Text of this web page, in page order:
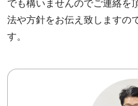
でも構いませんのでご連絡を
法や方針をお伝え致しますの
す。